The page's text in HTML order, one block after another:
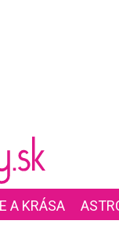
A KRÁSA